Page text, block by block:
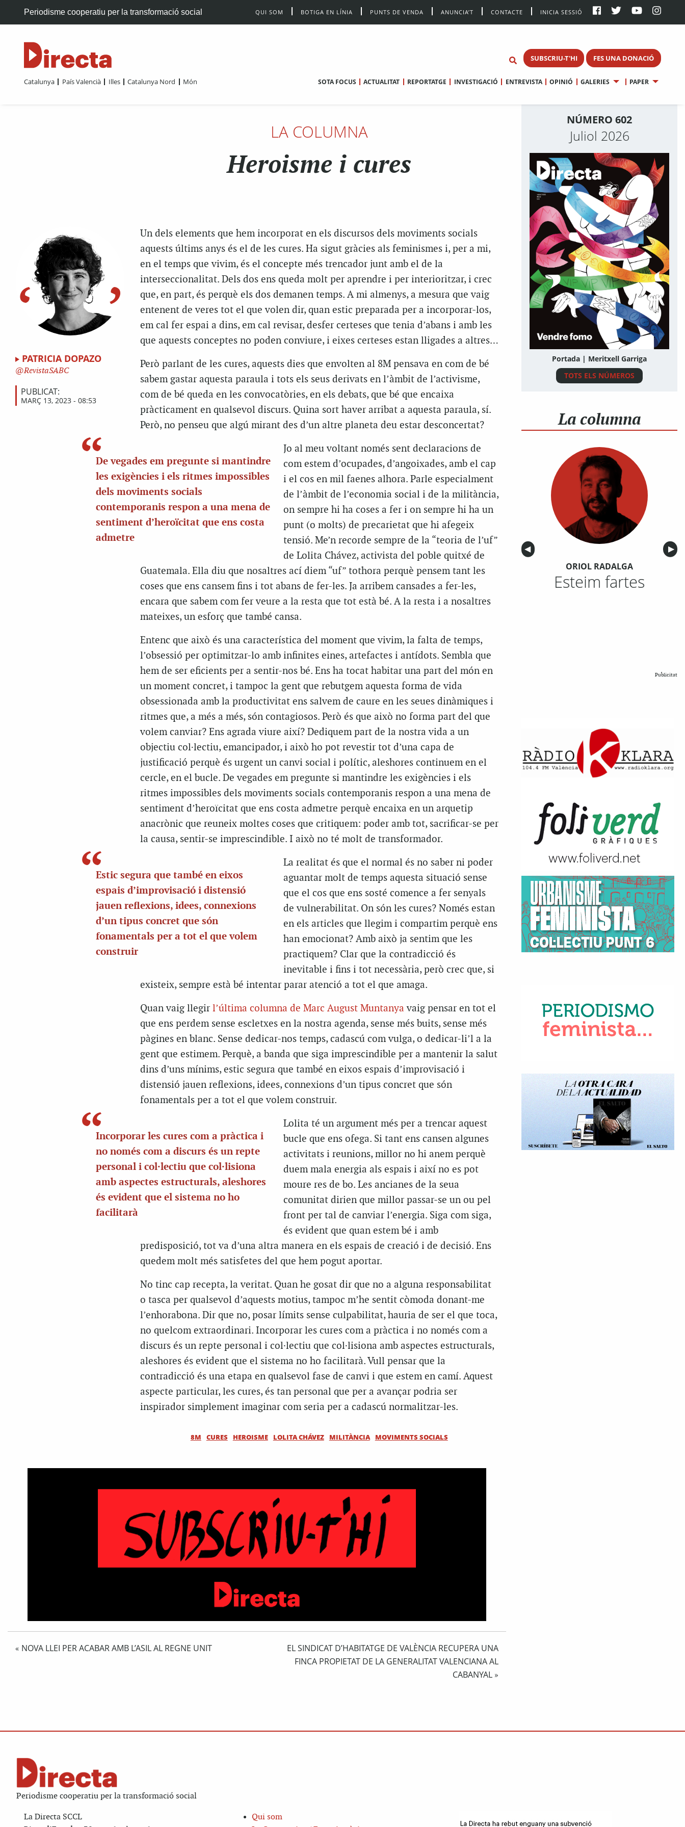
Periodisme cooperatiu per la transformació social QUI SOM BOTIGA EN LÍNIA PUNTS DE VENDA ANUNCIA’T CONTACTE INICIA SESSIÓ
SUBSCRIU-T'HI FES UNA DONACIÓ
Catalunya País Valencià Illes Catalunya Nord Món SOTA FOCUS ACTUALITAT REPORTATGE INVESTIGACIÓ ENTREVISTA OPINIÓ GALERIES PAPER
LA COLUMNA
Heroisme i cures
PATRICIA DOPAZO
RevistaSABC
PUBLICAT:
MARÇ 13, 2023 - 08:53
Un dels elements que hem incorporat en els discursos dels moviments socials
aquests últims anys és el de les cures. Ha sigut gràcies als feminismes i, per a mi,
en el temps que vivim, és el concepte més trencador junt amb el de la
interseccionalitat. Dels dos ens queda molt per aprendre i per interioritzar, i crec
que, en part, és perquè els dos demanen temps. A mi almenys, a mesura que vaig
entenent de veres tot el que volen dir, quan estic preparada per a incorporar-los,
em cal fer espai a dins, em cal revisar, desfer certeses que tenia d’abans i amb les
que aquests conceptes no poden conviure, i eixes certeses estan lligades a altres…
Però parlant de les cures, aquests dies que envolten al 8M pensava en com de bé
sabem gastar aquesta paraula i tots els seus derivats en l’àmbit de l’activisme,
com de bé queda en les convocatòries, en els debats, que bé que encaixa
pràcticament en qualsevol discurs. Quina sort haver arribat a aquesta paraula, sí.
Però, no penseu que algú mirant des d’un altre planeta deu estar desconcertat?
De vegades em pregunte si mantindre
les exigències i els ritmes impossibles
dels moviments socials
contemporanis respon a una mena de
sentiment d’heroïcitat que ens costa
admetre
Jo al meu voltant només sent declaracions de
com estem d’ocupades, d’angoixades, amb el cap
i el cos en mil faenes alhora. Parle especialment
de l’àmbit de l’economia social i de la militància,
on sempre hi ha coses a fer i on sempre hi ha un
punt (o molts) de precarietat que hi afegeix
tensió. Me’n recorde sempre de la “teoria de l’uf”
de Lolita Chávez, activista del poble quitxé de
Guatemala. Ella diu que nosaltres ací diem “uf” tothora perquè pensem tant les
coses que ens cansem fins i tot abans de fer-les. Ja arribem cansades a fer-les,
encara que sabem com fer veure a la resta que tot està bé. A la resta i a nosaltres
mateixes, un esforç que també cansa.
Entenc que això és una característica del moment que vivim, la falta de temps,
l’obsessió per optimitzar-lo amb infinites eines, artefactes i antídots. Sembla que
hem de ser eficients per a sentir-nos bé. Ens ha tocat habitar una part del món en
un moment concret, i tampoc la gent que rebutgem aquesta forma de vida
obsessionada amb la productivitat ens salvem de caure en les seues dinàmiques i
ritmes que, a més a més, són contagiosos. Però és que això no forma part del que
volem canviar? Ens agrada viure així? Dediquem part de la nostra vida a un
objectiu col·lectiu, emancipador, i això ho pot revestir tot d’una capa de
justificació perquè és urgent un canvi social i polític, aleshores continuem en el
cercle, en el bucle. De vegades em pregunte si mantindre les exigències i els
ritmes impossibles dels moviments socials contemporanis respon a una mena de
sentiment d’heroïcitat que ens costa admetre perquè encaixa en un arquetip
anacrònic que reuneix moltes coses que critiquem: poder amb tot, sacrificar-se per
la causa, sentir-se imprescindible. I això no té molt de transformador.
Estic segura que també en eixos
espais d’improvisació i distensió
jauen reflexions, idees, connexions
d’un tipus concret que són
fonamentals per a tot el que volem
construir
La realitat és que el normal és no saber ni poder
aguantar molt de temps aquesta situació sense
que el cos que ens sosté comence a fer senyals
de vulnerabilitat. On són les cures? Només estan
en els articles que llegim i compartim perquè ens
han emocionat? Amb això ja sentim que les
practiquem? Clar que la contradicció és
inevitable i fins i tot necessària, però crec que, si
existeix, sempre està bé intentar parar atenció a tot el que amaga.
Quan vaig llegir l’última columna de Marc August Muntanya vaig pensar en tot el
que ens perdem sense escletxes en la nostra agenda, sense més buits, sense més
pàgines en blanc. Sense dedicar-nos temps, cadascú com vulga, o dedicar-li’l a la
gent que estimem. Perquè, a banda que siga imprescindible per a mantenir la salut
dins d’uns mínims, estic segura que també en eixos espais d’improvisació i
distensió jauen reflexions, idees, connexions d’un tipus concret que són
fonamentals per a tot el que volem construir.
Incorporar les cures com a pràctica i
no només com a discurs és un repte
personal i col·lectiu que col·lisiona
amb aspectes estructurals, aleshores
és evident que el sistema no ho
facilitarà
Lolita té un argument més per a trencar aquest
bucle que ens ofega. Si tant ens cansen algunes
activitats i reunions, millor no hi anem perquè
duem mala energia als espais i així no es pot
moure res de bo. Les ancianes de la seua
comunitat dirien que millor passar-se un ou pel
front per tal de canviar l’energia. Siga com siga,
és evident que quan estem bé i amb
predisposició, tot va d’una altra manera en els espais de creació i de decisió. Ens
quedem molt més satisfetes del que hem pogut aportar.
No tinc cap recepta, la veritat. Quan he gosat dir que no a alguna responsabilitat
o tasca per qualsevol d’aquests motius, tampoc m’he sentit còmoda donant-me
l’enhorabona. Dir que no, posar límits sense culpabilitat, hauria de ser el que toca,
no quelcom extraordinari. Incorporar les cures com a pràctica i no només com a
discurs és un repte personal i col·lectiu que col·lisiona amb aspectes estructurals,
aleshores és evident que el sistema no ho facilitarà. Vull pensar que la
contradicció és una etapa en qualsevol fase de canvi i que estem en camí. Aquest
aspecte particular, les cures, és tan personal que per a avançar podria ser
inspirador simplement imaginar com seria per a cadascú normalitzar-les.
8M CURES HEROISME LOLITA CHÁVEZ MILITÀNCIA MOVIMENTS SOCIALS
« NOVA LLEI PER ACABAR AMB L’ASIL AL REGNE UNIT
EL SINDICAT D’HABITATGE DE VALÈNCIA RECUPERA UNA
FINCA PROPIETAT DE LA GENERALITAT VALENCIANA AL
CABANYAL »
NÚMERO 602
Juliol 2026
Portada | Meritxell Garriga
TOTS ELS NÚMEROS
La columna
Anterior
◀︎ ▶︎
ORIOL RADALGA
Esteim fartes
Publicitat
Periodisme cooperatiu per la transformació social
La Directa SCCL
Qui som